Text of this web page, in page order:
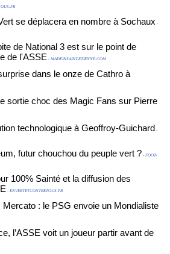
se déplacera en nombre à Sochaux -
de National 3 est sur le point de
de l'ASSE - MADEINSAINT-ETIENNE.COM
dans le onze de Cathro à
sortie choc des Magic Fans sur Pierre
technologique à Geoffroy-Guichard -
futur chouchou du peuple vert ? - FOOT-
100% Sainté et la diffusion des
- ENVERTETCONTRETOUS.FR
: le PSG envoie un Mondialiste
l’ASSE voit un joueur partir avant de